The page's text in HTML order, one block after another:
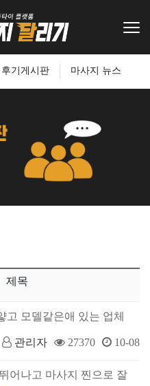
후기게시판 마사지 뉴스
제목
고 모델같은애 있는 업체
관리자 27370 10-08
어나고 마사지 찐으로 잘